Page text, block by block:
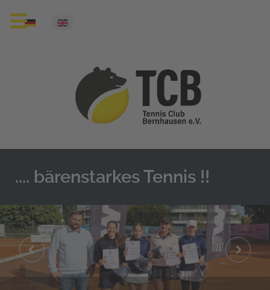
Select your language
.... bärenstarkes Tennis !!